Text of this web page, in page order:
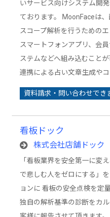
いサービス向けシステム開
ております。 MoonFaceは
スコープ解析を行うための
スマートフォンアプリ、会
ステムなどへ組み込むこと
連携による占い文章生成や
資料請求・問い合わせでき
看板ドック
株式会社店舗ドック
「看板業界を安全第一に変
で悲しむ人をゼロにする」
ョンに 看板の安全点検を定量
独自の解析基準の診断をカ